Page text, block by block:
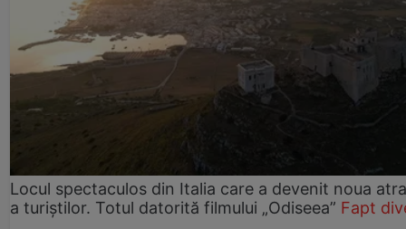
Locul spectaculos din Italia care a devenit noua
a turiștilor. Totul datorită filmului „Odiseea” Fapt